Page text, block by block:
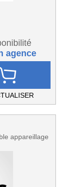
agence
appareillage